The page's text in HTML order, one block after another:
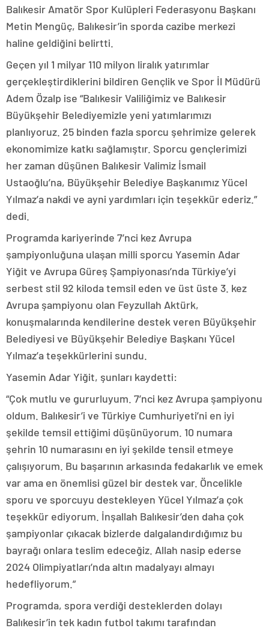
Balıkesir Amatör Spor Kulüpleri Federasyonu Başkanı
Metin Mengüç, Balıkesir’in sporda cazibe merkezi
haline geldiğini belirtti.
Geçen yıl 1 milyar 110 milyon liralık yatırımlar
gerçekleştirdiklerini bildiren Gençlik ve Spor İl Müdürü
Adem Özalp ise “Balıkesir Valiliğimiz ve Balıkesir
Büyükşehir Belediyemizle yeni yatımlarımızı
planlıyoruz. 25 binden fazla sporcu şehrimize gelerek
ekonomimize katkı sağlamıştır. Sporcu gençlerimizi
her zaman düşünen Balıkesir Valimiz İsmail
Ustaoğlu’na, Büyükşehir Belediye Başkanımız Yücel
Yılmaz’a nakdi ve ayni yardımları için teşekkür ederiz.”
dedi.
Programda kariyerinde 7’nci kez Avrupa
şampiyonluğuna ulaşan milli sporcu Yasemin Adar
Yiğit ve Avrupa Güreş Şampiyonası’nda Türkiye’yi
serbest stil 92 kiloda temsil eden ve üst üste 3. kez
Avrupa şampiyonu olan Feyzullah Aktürk,
konuşmalarında kendilerine destek veren Büyükşehir
Belediyesi ve Büyükşehir Belediye Başkanı Yücel
Yılmaz’a teşekkürlerini sundu.
Yasemin Adar Yiğit, şunları kaydetti:
“Çok mutlu ve gururluyum. 7’nci kez Avrupa şampiyonu
oldum. Balıkesir’i ve Türkiye Cumhuriyeti’ni en iyi
şekilde temsil ettiğimi düşünüyorum. 10 numara
şehrin 10 numarasını en iyi şekilde tensil etmeye
çalışıyorum. Bu başarının arkasında fedakarlık ve emek
var ama en önemlisi güzel bir destek var. Öncelikle
sporu ve sporcuyu destekleyen Yücel Yılmaz’a çok
teşekkür ediyorum. İnşallah Balıkesir’den daha çok
şampiyonlar çıkacak bizlerde dalgalandırdığımız bu
bayrağı onlara teslim edeceğiz. Allah nasip ederse
2024 Olimpiyatları’nda altın madalyayı almayı
hedefliyorum.”
Programda, spora verdiği desteklerden dolayı
Balıkesir’in tek kadın futbol takımı tarafından